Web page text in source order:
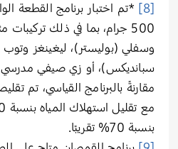
[8]
*تم اختبار برنامج القطعة
500 جرام، بما في ذلك
وسفلي (بوليستر)، ليغينغز وتوب
سبانديكس)، أو زي صيفي
بنسبة 70% تقريبًا.